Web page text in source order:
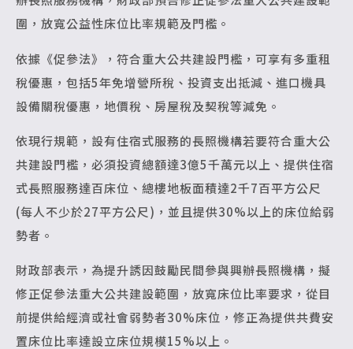
圍，放寬公益性床位比率規範及門檻。
依據《促參法》，符合重大公共建設門檻，可享有多重租
稅優惠，包括5年免增營所稅、投資支出抵減、進口機具
設備關稅優惠，地價稅、房屋稅及契稅等減免。
依現行規範，設有住宿式服務的長照機構若要符合重大公
共建設門檻，必須投資總額達3億5千萬元以上、提供住宿
式長照服務達百床位、總樓地板面積達2千7百平方公尺
(每人不少於27平方公尺)，並且提供30%以上的床位給弱
勢者。
財政部表示，為提升誘因鼓勵民間參與興辦長照機構，擬
修正促參法重大公共建設範圍，放寬床位比率要求，從目
前提供給經濟或社會弱勢者30%床位，修正為提供共費安
置床位比率達設立床位規模15%以上。